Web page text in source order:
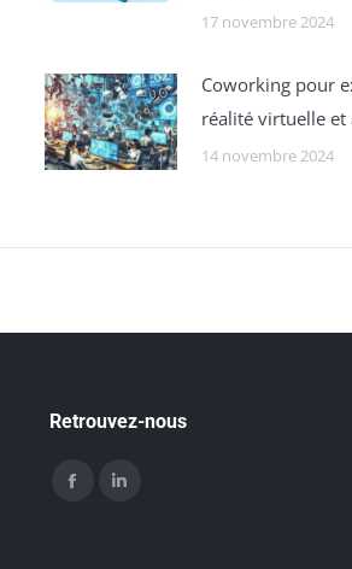
17 novembre 2024
Coworking pour
réalité virtuelle et
14 novembre 2024
Retrouvez-nous
Trouvez nous sur :